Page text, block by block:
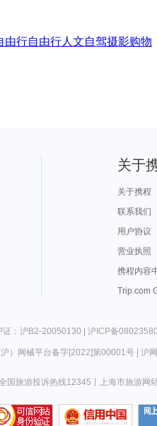
由行自由行人文自驾摄影购物
关于
关于携程
联系我们
用户协议
营业执照
携程内容
Trip.com
证：沪B2-20050130 | 沪ICP备
沪）网械平台备字[2022]第00001号| 沪
国旅游投诉热线12345 上海市旅游网